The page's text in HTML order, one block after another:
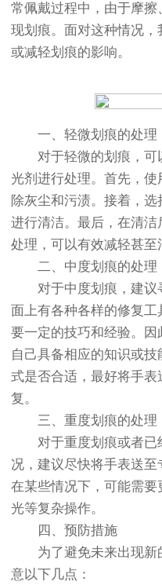
常佩戴过程中，由于摩
现划痕。面对这种情况
或减轻划痕的影响。
一、轻微划痕的处理
对于轻微的划痕，可
光剂进行处理。首先，
除灰尘和污渍。接着，
进行清洁。最后，在清
处理，可以有效减轻甚至
二、中度划痕的处理
对于中度划痕，建议
面上有各种各样的修复
要一定的技巧和经验。
自己具备相应的知识或
式是否合适，最好将手
复。
三、重度划痕的处理
对于重度划痕或者已
况，建议尽快将手表送至
在某些情况下，可能需
光等复杂操作。
四、预防措施
为了避免未来出现新
意以下几点：